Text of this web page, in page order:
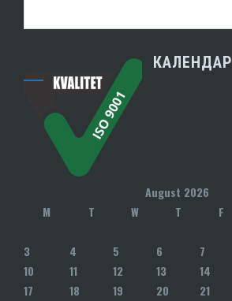
КАЛЕНДАР
August 2026
M
T W T F
3
4 5 6 7
10
11 12 13 14
17
18 19 20 21